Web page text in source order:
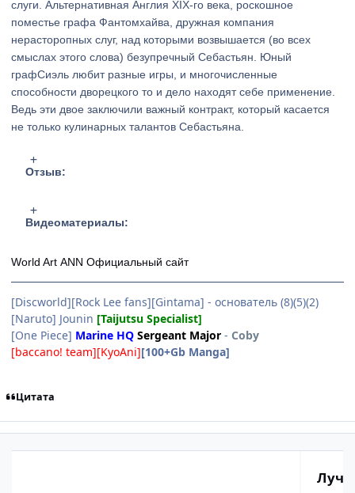
слуги. Альтернативная Англия XIX-го века, роскошное
поместье графа Фантомхайва, дружная компания
нерасторопных слуг, над которыми возвышается (во всех
смыслах этого слова) безупречный Себастьян. Юный
графСиэль любит разные игры, и многочисленные
способности дворецкого то и дело находят себе применение.
Ведь эти двое заключили важный контракт, который касается
не только кулинарных талантов Себастьяна.
Отзыв:
Видеоматериалы:
World Art ANN Официальный сайт
[Discworld][Rock Lee fans][Gintama] - основатель (8)(5)(2)
[Naruto] Jounin [Taijutsu Specialist]
[One Piece] Marine HQ Sergeant Major - Coby
[baccano! team][KyoAni][100+Gb Manga]
Цитата